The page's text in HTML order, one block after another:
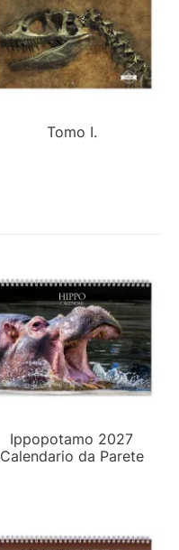
Tomo I.
Ippopotamo 2027
Calendario da Parete